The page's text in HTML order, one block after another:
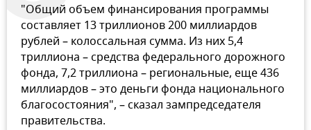
"Общий объем финансирования программы
составляет 13 триллионов 200 миллиардов
рублей – колоссальная сумма. Из них 5,4
триллиона – средства федерального дорожного
фонда, 7,2 триллиона – региональные, еще 436
миллиардов – это деньги фонда национального
благосостояния", – сказал зампредседателя
правительства.